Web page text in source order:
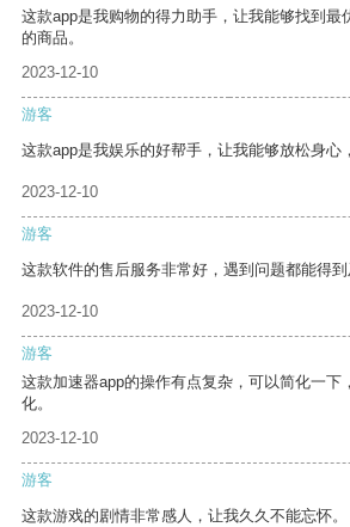
这款app是我购物的得力助手，让我能够找到最
的商品。
2023-12-10
游客
这款app是我娱乐的好帮手，让我能够放松身心
2023-12-10
游客
这款软件的售后服务非常好，遇到问题都能得到
2023-12-10
游客
这款加速器app的操作有点复杂，可以简化一下
化。
2023-12-10
游客
这款游戏的剧情非常感人，让我久久不能忘怀。